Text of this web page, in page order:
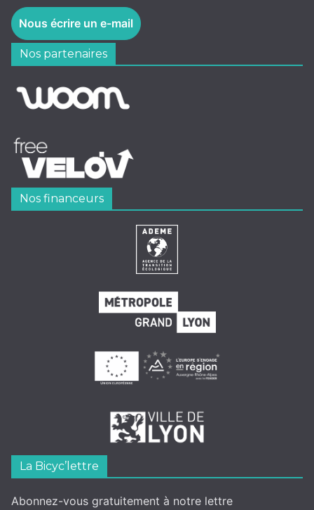
Nous écrire un e-mail
Nos partenaires
Nos financeurs
La Bicyc’lettre
Abonnez-vous gratuitement à notre lettre